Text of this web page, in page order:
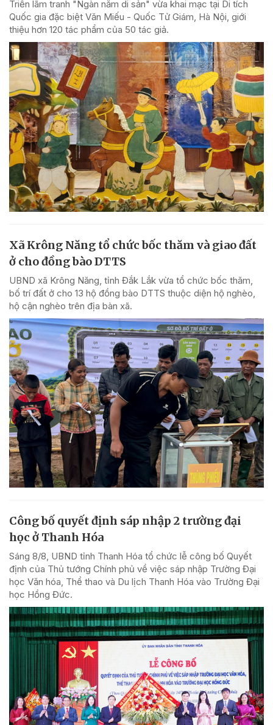
Triển lãm tranh "Ngàn năm di sản" vừa khai mạc tại Di tích
Quốc gia đặc biệt Văn Miếu - Quốc Tử Giám, Hà Nội, giới
thiệu hơn 120 tác phẩm của 50 tác giả.
Xã Krông Năng tổ chức bốc thăm và giao đất
ở cho đồng bào DTTS
UBND xã Krông Năng, tỉnh Đắk Lắk vừa tổ chức bốc thăm,
bố trí đất ở cho 13 hộ đồng bào DTTS thuộc diện hộ nghèo,
hộ cận nghèo trên địa bàn xã.
Công bố quyết định sáp nhập 2 trường đại
học ở Thanh Hóa
Sáng 8/8, UBND tỉnh Thanh Hóa tổ chức lễ công bố Quyết
định của Thủ tướng Chính phủ về việc sáp nhập Trường Đại
học Văn hóa, Thể thao và Du lịch Thanh Hóa vào Trường Đại
học Hồng Đức.